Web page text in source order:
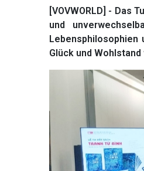
[VOVWORLD] - Das
und
Lebensphilosophien
Glück und Wohlstand